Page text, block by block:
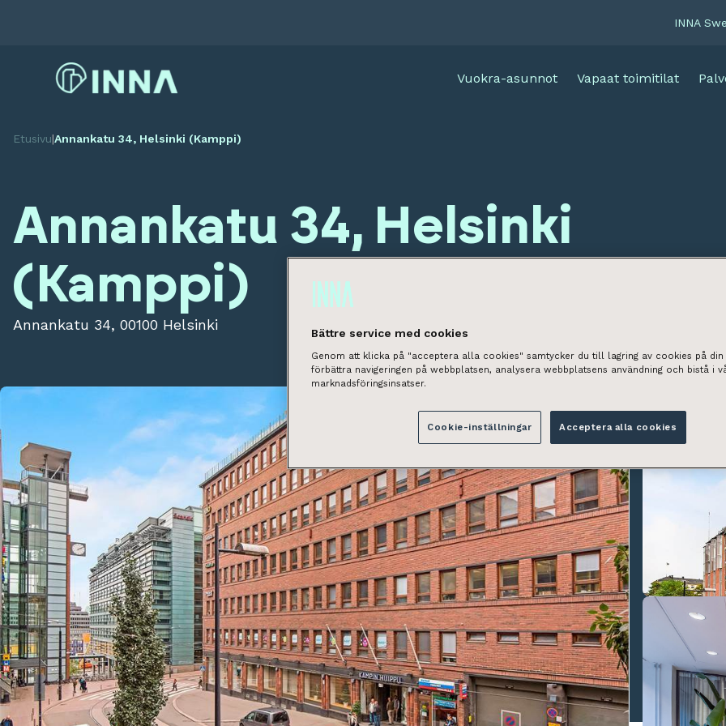
INNA
Vuokra-asunnot Vapaat toimitilat
Etusivu|Annankatu 34, Helsinki (Kamppi)
Annankatu 34, Helsinki
(Kamppi)
Annankatu 34, 00100 Helsinki Bättre service med cookies
Genom att klicka på "acceptera alla cookies" samtycker du till lagring av cookies på
förbättra navigeringen på webbplatsen, analysera webbplatsens användning och bistå i
marknadsföringsinsatser.
Cookie-inställningar Acceptera alla cookies